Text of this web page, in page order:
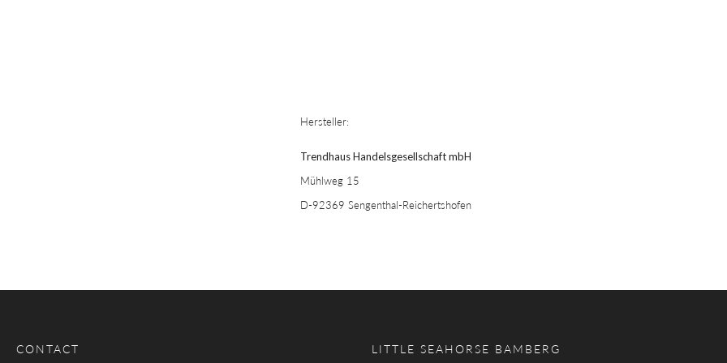
Hersteller:
Trendhaus Handelsgesellschaft mbH
Mühlweg 15
D-92369 Sengenthal-Reichertshofen
CONTACT LITTLE SEAHORSE BAMBERG